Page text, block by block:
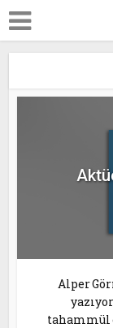
Alper
tahammül